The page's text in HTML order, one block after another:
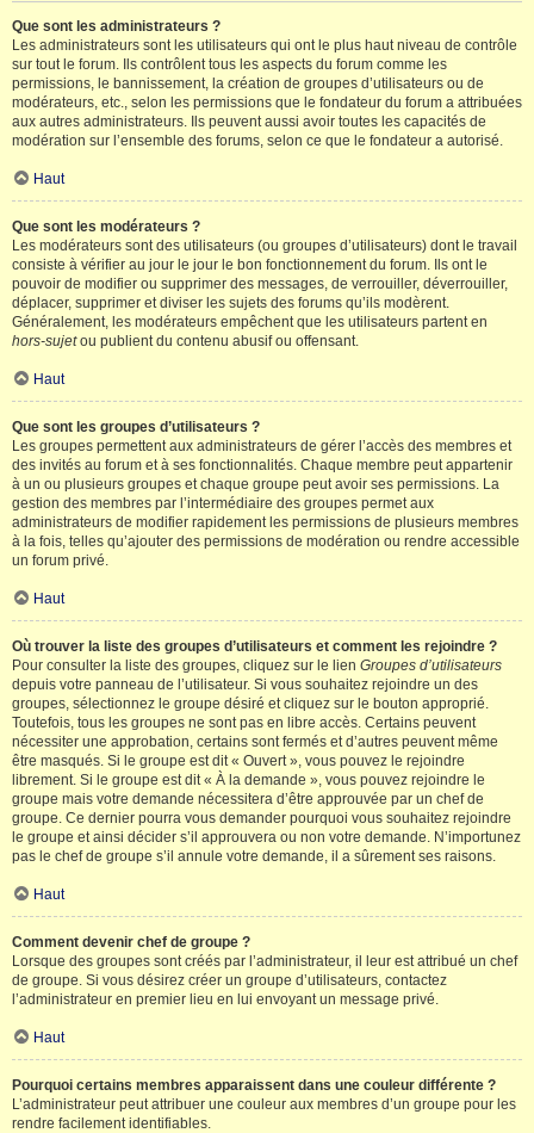
Que sont les administrateurs ?
Les administrateurs sont les utilisateurs qui ont le plus haut niveau de contrôle
sur tout le forum. Ils contrôlent tous les aspects du forum comme les
permissions, le bannissement, la création de groupes d’utilisateurs ou de
modérateurs, etc., selon les permissions que le fondateur du forum a attribuées
aux autres administrateurs. Ils peuvent aussi avoir toutes les capacités de
modération sur l’ensemble des forums, selon ce que le fondateur a autorisé.
Haut
Que sont les modérateurs ?
Les modérateurs sont des utilisateurs (ou groupes d’utilisateurs) dont le travail
consiste à vérifier au jour le jour le bon fonctionnement du forum. Ils ont le
pouvoir de modifier ou supprimer des messages, de verrouiller, déverrouiller,
déplacer, supprimer et diviser les sujets des forums qu’ils modèrent.
Généralement, les modérateurs empêchent que les utilisateurs partent en
hors-sujetou publient du contenu abusif ou offensant.
Haut
Que sont les groupes d’utilisateurs ?
Les groupes permettent aux administrateurs de gérer l’accès des membres et
des invités au forum et à ses fonctionnalités. Chaque membre peut appartenir
à un ou plusieurs groupes et chaque groupe peut avoir ses permissions. La
gestion des membres par l’intermédiaire des groupes permet aux
administrateurs de modifier rapidement les permissions de plusieurs membres
à la fois, telles qu’ajouter des permissions de modération ou rendre accessible
un forum privé.
Haut
Où trouver la liste des groupes d’utilisateurs et comment les rejoindre ?
Pour consulter la liste des groupes, cliquez sur le lien Groupes d’utilisateurs
depuis votre panneau de l’utilisateur. Si vous souhaitez rejoindre un des
groupes, sélectionnez le groupe désiré et cliquez sur le bouton approprié.
Toutefois, tous les groupes ne sont pas en libre accès. Certains peuvent
nécessiter une approbation, certains sont fermés et d’autres peuvent même
être masqués. Si le groupe est dit « Ouvert », vous pouvez le rejoindre
librement. Si le groupe est dit « À la demande », vous pouvez rejoindre le
groupe mais votre demande nécessitera d’être approuvée par un chef de
groupe. Ce dernier pourra vous demander pourquoi vous souhaitez rejoindre
le groupe et ainsi décider s’il approuvera ou non votre demande. N’importunez
pas le chef de groupe s’il annule votre demande, il a sûrement ses raisons.
Haut
Comment devenir chef de groupe ?
Lorsque des groupes sont créés par l’administrateur, il leur est attribué un chef
de groupe. Si vous désirez créer un groupe d’utilisateurs, contactez
l’administrateur en premier lieu en lui envoyant un message privé.
Haut
Pourquoi certains membres apparaissent dans une couleur différente ?
L’administrateur peut attribuer une couleur aux membres d’un groupe pour les
rendre facilement identifiables.